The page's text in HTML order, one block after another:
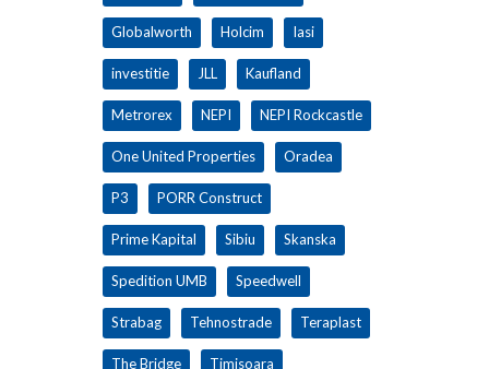
Globalworth Holcim Iasi
investitie JLL Kaufland
Metrorex NEPI NEPI Rockcastle
One United Properties Oradea
P3 PORR Construct
Prime Kapital Sibiu Skanska
Spedition UMB Speedwell
Strabag Tehnostrade Teraplast
The Bridge Timisoara